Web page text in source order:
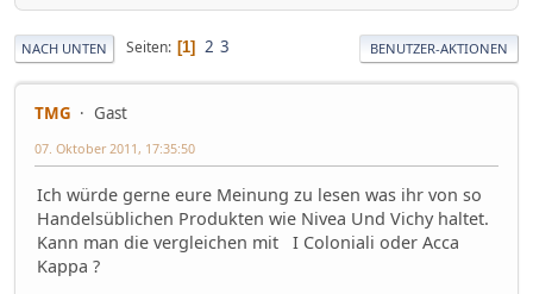
NACH UNTEN Seiten 1 2 3 BENUTZER-AKTIONEN
TMG Gast
07. Oktober 2011, 17:35:50
Ich würde gerne eure Meinung zu lesen was ihr von so
Handelsüblichen Produkten wie Nivea Und Vichy haltet.
Kann man die vergleichen mit I Coloniali oder Acca
Kappa ?